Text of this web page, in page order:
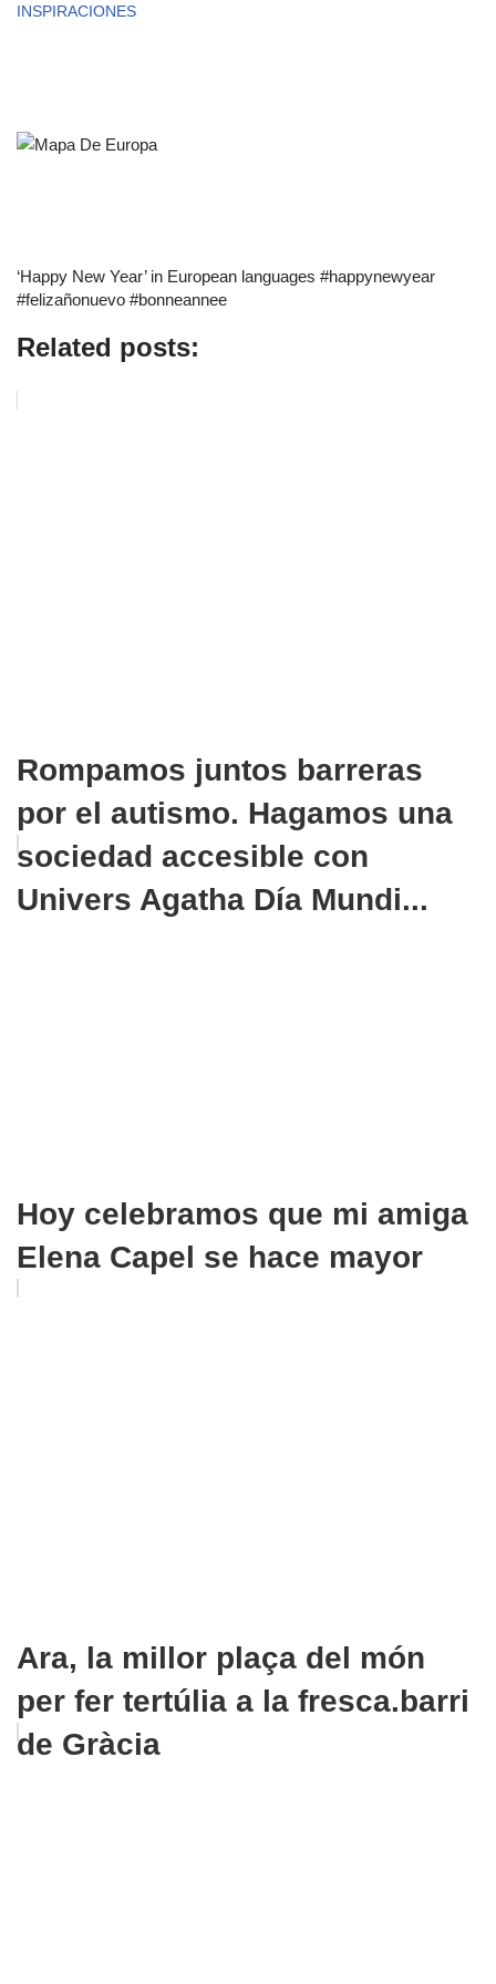
INSPIRACIONES
‘Happy New Year’ in European languages #happynewyear
#felizañonuevo #bonneannee
Related posts:
Rompamos juntos barreras
por el autismo. Hagamos una
sociedad accesible con
Univers Agatha Día Mundi...
Hoy celebramos que mi amiga
Elena Capel se hace mayor
Ara, la millor plaça del món
per fer tertúlia a la fresca.barri
de Gràcia